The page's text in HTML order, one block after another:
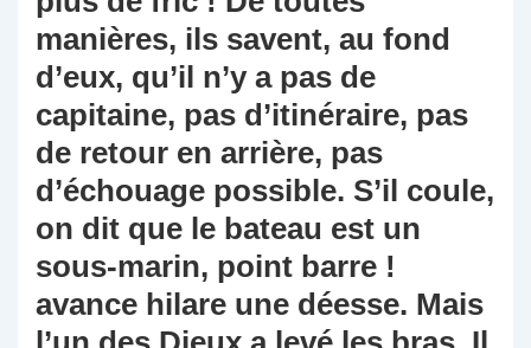
manières, ils savent, au fond
d’eux, qu’il n’y a pas de
capitaine, pas d’itinéraire, pas
de retour en arrière, pas
d’échouage possible. S’il coule,
on dit que le bateau est un
sous-marin, point barre !
avance hilare une déesse. Mais